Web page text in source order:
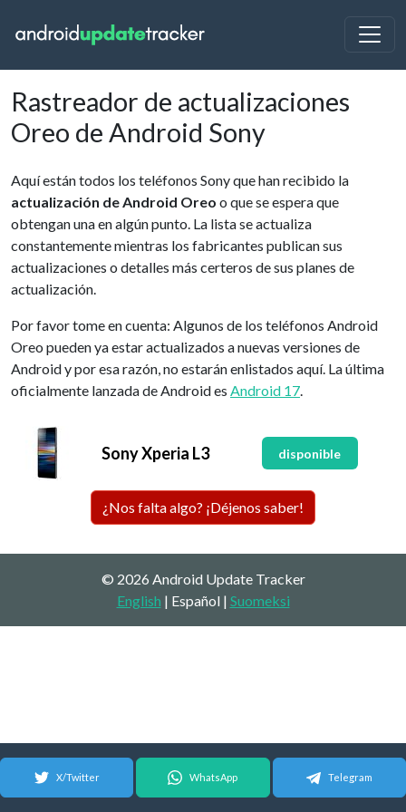
Rastreador de actualizaciones
Oreo de Android Sony
Aquí están todos los teléfonos Sony que han recibido la
actualización de Android Oreo o que se espera que
obtengan una en algún punto. La lista se actualiza
constantemente mientras los fabricantes publican sus
actualizaciones o detalles más certeros de sus planes de
actualización.
Por favor tome en cuenta: Algunos de los teléfonos Android
Oreo pueden ya estar actualizados a nuevas versiones de
Android y por esa razón, no estarán enlistados aquí. La última
oficialmente lanzada de Android es Android 17.
Sony Xperia L3 disponible
¿Nos falta algo? ¡Déjenos saber!
© 2026 Android Update Tracker
English | Español | Suomeksi
X/Twitter WhatsApp Telegram